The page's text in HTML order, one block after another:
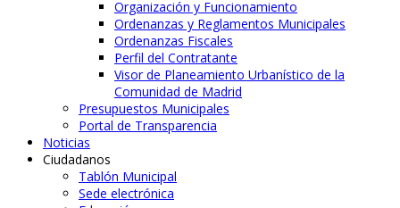
Organización y Funcionamiento
Ordenanzas y Reglamentos Municipales
Ordenanzas Fiscales
Perfil del Contratante
Visor de Planeamiento Urbanístico de la
Comunidad de Madrid
Presupuestos Municipales
Portal de Transparencia
Noticias
Ciudadanos
Tablón Municipal
Sede electrónica